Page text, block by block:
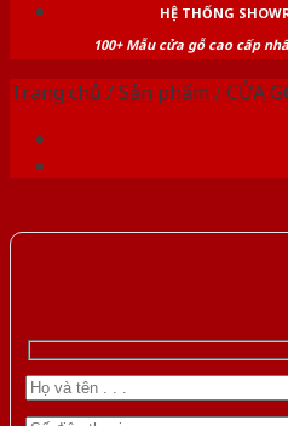
HỆ THỐNG
100+ Mẫu cửa gỗ cao cấp
Trang chủ /Sản phẩm /CỬA